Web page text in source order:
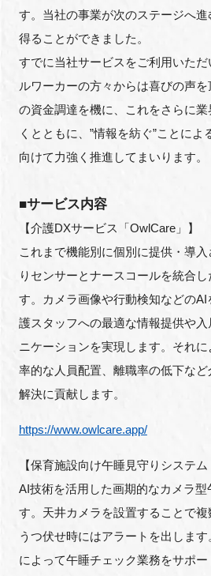
す。当社の事業が次のステージへ
得ることができました。
すでに当社サービスをご利用いた
ルワーカーの方々からは喜びの声
の資金調達を機に、これをさらに
くとともに、”情報を紡ぐ”ことに
向けて力強く推進してまいります。
■サービス内容
【介護DXサービス「OwlCare」】
これまで機能別に個別に提供・導
りセンサーとナースコールを統合
す。カメラ画像や行動検知などの
護スタッフへの最適な情報提供や入
ニケーションを実現します。それ
率的な人員配置、離職率の低下な
解決に貢献します。
https://www.owlcare.app/
【保育施設向け午睡見守りシステム
AI技術を活用した画期的なカメラ
す。天井カメラを設置することで複
うつ伏せ時にはアラートを出しま
によって午睡チェック業務をサポ